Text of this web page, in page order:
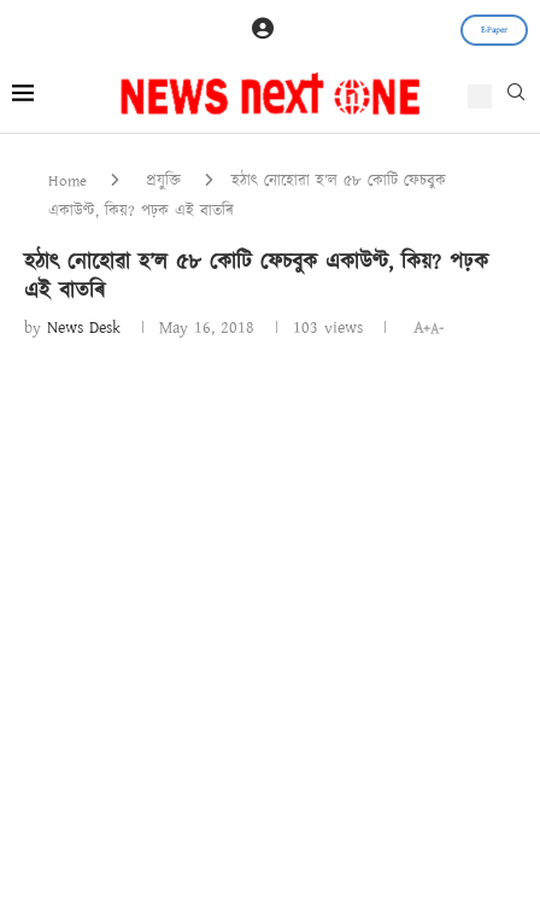
E-Paper
Home প্ৰযুক্তি
হঠাৎ নোহোৱা হ’ল ৫৮ কোটি ফেচবুক
একাউণ্ট, কিয়? পঢ়ক এই বাতৰি
হঠাৎ নোহোৱা হ’ল ৫৮ কোটি ফেচবুক একাউণ্ট, কিয়? পঢ়ক
এই বাতৰি
by News Desk May 16, 2018 103 views A+A-